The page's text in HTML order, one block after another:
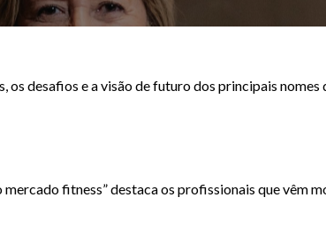
os desafios e a visão de futuro dos principais
mercado fitness” destaca os profissionais que vêm